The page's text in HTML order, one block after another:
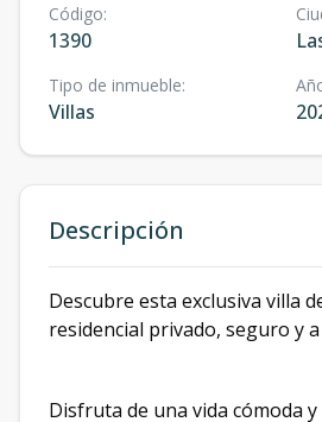
Código:
1390
Tipo de inmueble:
Villas
Descripción
Descubre esta exclusiva villa
residencial privado, seguro y
Disfruta de una vida cómoda